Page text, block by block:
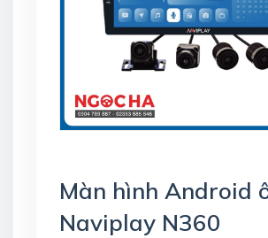
Màn hình Android
Naviplay N360